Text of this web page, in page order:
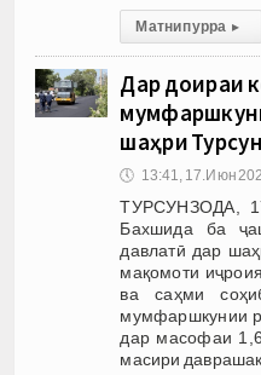
Матни пурра ▸
Дар доираи
шаҳри
🕔 13:41, 17.Июн
ТУРСУНЗОДА,
Бахшида ба
давлатӣ дар
мақомоти
ва саҳми
мумфаршкунии
дар масофаи
масири